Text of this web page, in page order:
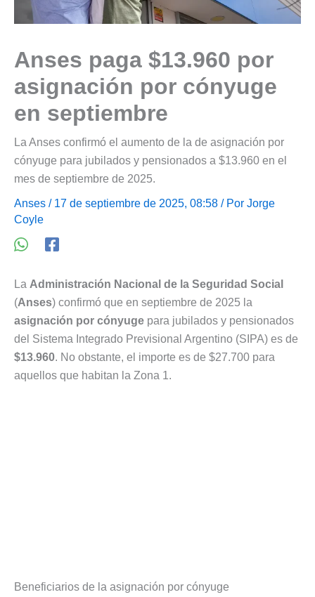
Anses paga $13.960 por
asignación por cónyuge
en septiembre
La Anses confirmó el aumento de la de asignación por
cónyuge para jubilados y pensionados a $13.960 en el
mes de septiembre de 2025.
Anses / 17 de septiembre de 2025, 08:58 / Por Jorge
Coyle
La Administración Nacional de la Seguridad Social
(Anses) confirmó que en septiembre de 2025 la
asignación por cónyuge para jubilados y pensionados
del Sistema Integrado Previsional Argentino (SIPA) es de
$13.960. No obstante, el importe es de $27.700 para
aquellos que habitan la Zona 1.
Beneficiarios de la asignación por cónyuge